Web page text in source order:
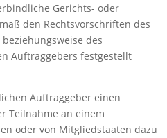
Gerichts- oder
den Rechtsvorschriften des
des
Auftraggebers festgestellt
Auftraggeber einen
Teilnahme an einem
oder von Mitgliedstaaten dazu